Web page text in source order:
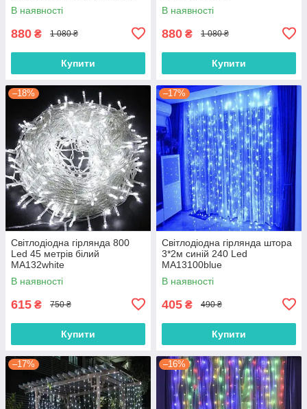
В наявності
880 ₴ 1 080 ₴
Купити
В наявності
880 ₴ 1 080 ₴
Купити
–18%
Світлодіодна гірлянда 800
Led 45 метрів білий
MA132white
В наявності
615 ₴ 750 ₴
Купити
–17%
Світлодіодна гірлянда штора
3*2м синій 240 Led
MA13100blue
В наявності
405 ₴ 490 ₴
Купити
–17% –16%